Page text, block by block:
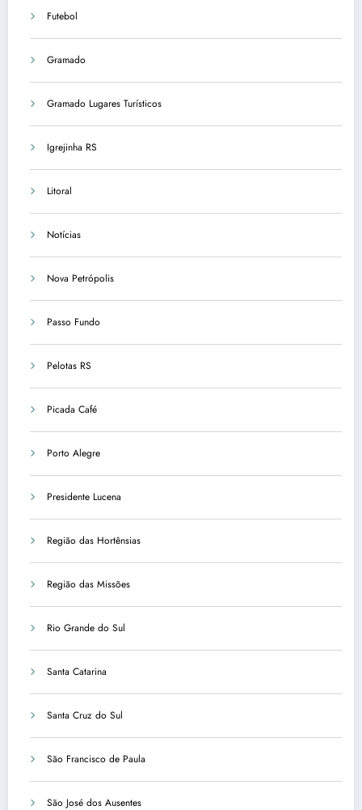
Futebol
Gramado
Gramado Lugares Turísticos
Igrejinha RS
Litoral
Notícias
Nova Petrópolis
Passo Fundo
Pelotas RS
Picada Café
Porto Alegre
Presidente Lucena
Região das Hortênsias
Região das Missões
Rio Grande do Sul
Santa Catarina
Santa Cruz do Sul
São Francisco de Paula
São José dos Ausentes